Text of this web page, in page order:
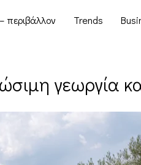
περιβάλλον Trends
γεωργία